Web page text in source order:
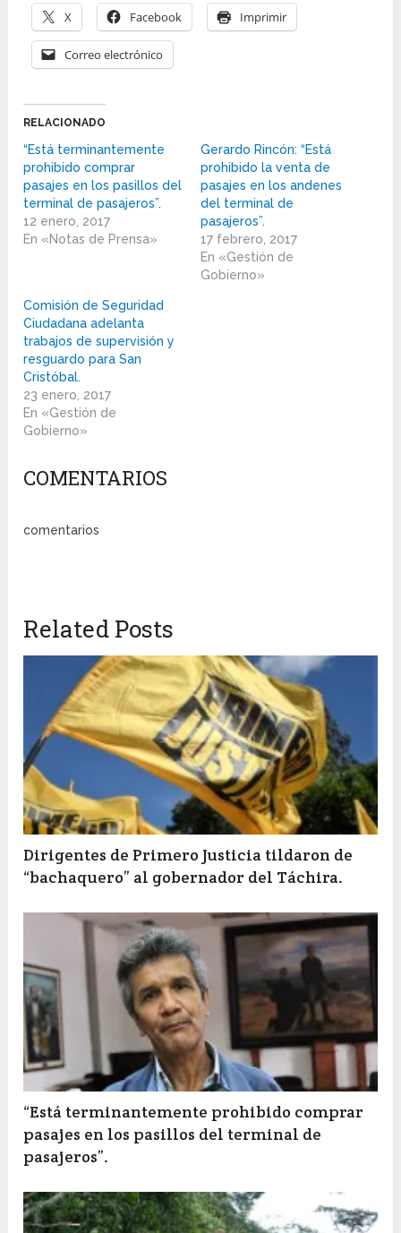
X Facebook Imprimir
Correo electrónico
RELACIONADO
“Está terminantemente
prohibido comprar
pasajes en los pasillos del
terminal de pasajeros”.
12 enero, 2017
En «Notas de Prensa»
Gerardo Rincón: “Está
prohibido la venta de
pasajes en los andenes
del terminal de
pasajeros”.
17 febrero, 2017
En «Gestión de
Gobierno»
Comisión de Seguridad
Ciudadana adelanta
trabajos de supervisión y
resguardo para San
Cristóbal.
23 enero, 2017
En «Gestión de
Gobierno»
COMENTARIOS
comentarios
Related Posts
Dirigentes de Primero Justicia tildaron de
“bachaquero” al gobernador del Táchira.
“Está terminantemente prohibido comprar
pasajes en los pasillos del terminal de
pasajeros”.